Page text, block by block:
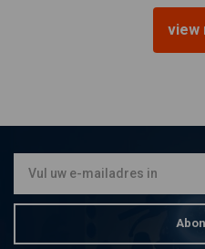
Chroom / Zwart 18-20
view